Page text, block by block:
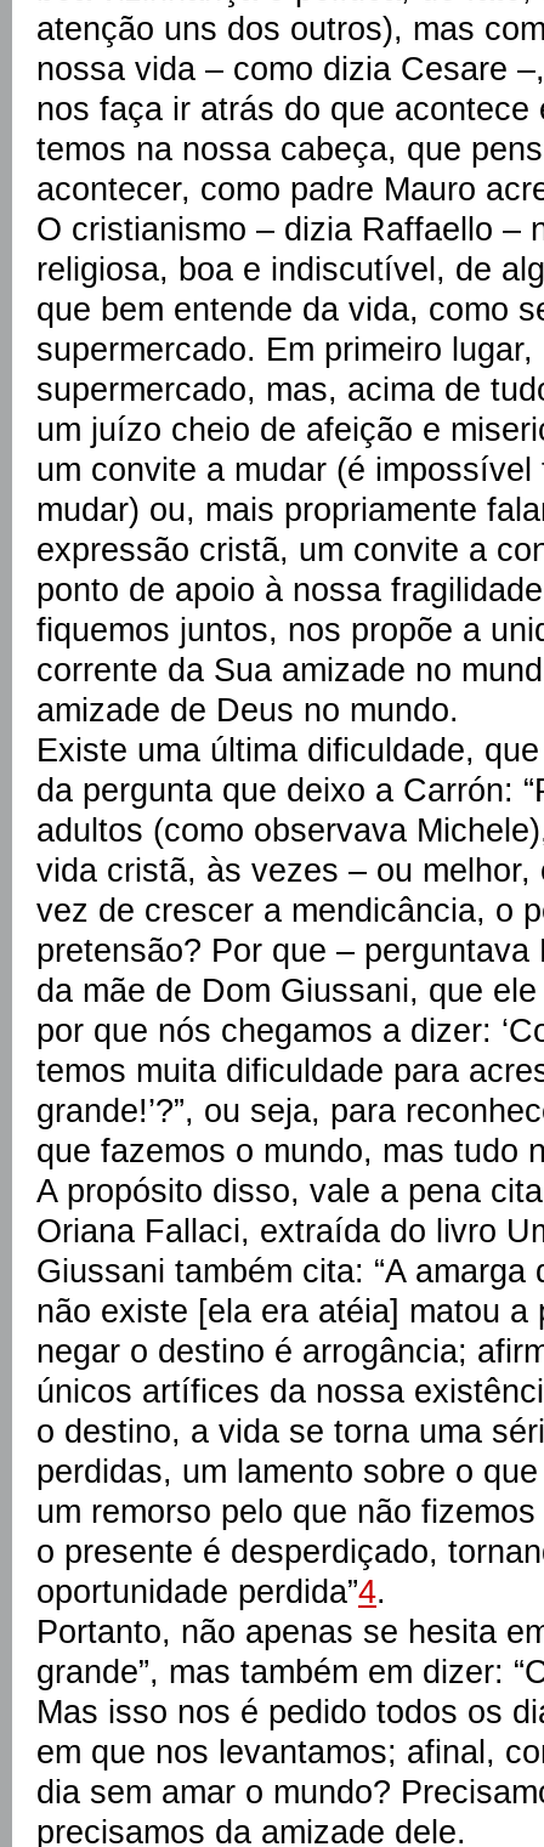
atenção uns dos outros), mas
nossa vida – como dizia Cesare
nos faça ir atrás do que
temos na nossa cabeça, que
acontecer, como padre Mauro
O cristianismo – dizia Raffaello –
religiosa, boa e indiscutível, de
que bem entende da vida, como
supermercado. Em primeiro
supermercado, mas, acima de
um juízo cheio de afeição e
um convite a mudar (é
mudar) ou, mais propriamente
expressão cristã, um convite a
ponto de apoio à nossa
fiquemos juntos, nos propõe a
corrente da Sua amizade no
amizade de Deus no mundo.
Existe uma última dificuldade,
da pergunta que deixo a Carrón:
adultos (como observava
vida cristã, às vezes – ou
vez de crescer a mendicância, o
pretensão? Por que –
da mãe de Dom Giussani, que
por que nós chegamos a dizer:
temos muita dificuldade para
grande!’?”, ou seja, para
que fazemos o mundo, mas tudo
A propósito disso, vale a pena
Oriana Fallaci, extraída do livro
Giussani também cita: “A
não existe [ela era atéia] matou a
negar o destino é arrogância;
únicos artífices da nossa
o destino, a vida se torna uma
perdidas, um lamento sobre o
um remorso pelo que não
o presente é desperdiçado,
oportunidade perdida”4.
Portanto, não apenas se hesita
grande”, mas também em dizer:
Mas isso nos é pedido todos os
em que nos levantamos; afinal,
dia sem amar o mundo?
precisamos da amizade dele.